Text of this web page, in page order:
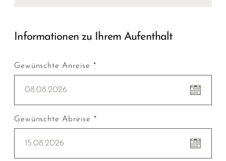
Informationen zu Ihrem Aufenthalt
Gewünschte Anreise *
08.08.2026
Gewünschte Abreise *
15.08.2026